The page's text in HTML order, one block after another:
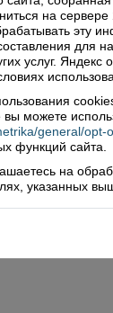
на
эту
для
услуг.
можете
general/opt-
функций сайта.
на
указанных